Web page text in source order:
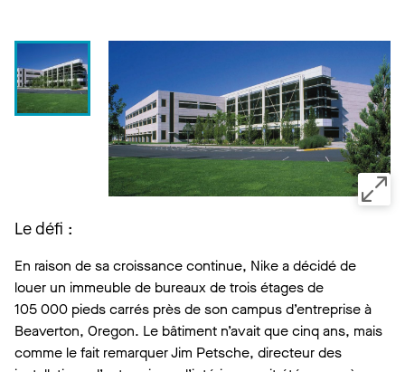
Le défi :
En raison de sa croissance continue, Nike a décidé de
louer un immeuble de bureaux de trois étages de
105 000 pieds carrés près de son campus d’entreprise à
Beaverton, Oregon. Le bâtiment n’avait que cinq ans, mais
comme le fait remarquer Jim Petsche, directeur des